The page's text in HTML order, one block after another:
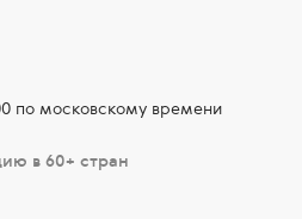
по московскому времени
в 60+ стран